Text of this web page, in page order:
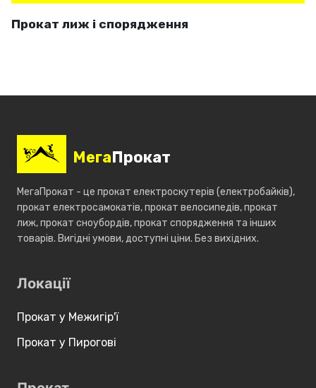
Прокат лиж і спорядження
Мега Прокат
МегаПрокат - це прокат електроскутерів (електробайків),
прокат електросамокатів, прокат велосипедів, прокат
лиж, прокат сноубордів, прокат спорядження та інших
товарів. Вигідні умови, доступні ціни. Без вихідних.
Локації
Прокат у Межигір'ї
Прокат у Пирогові